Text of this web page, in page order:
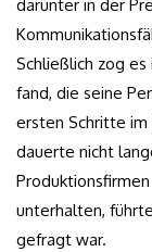
darunter in der
Schließlich zog es
fand, die seine
ersten Schritte im
dauerte nicht
unterhalten,
gefragt war.